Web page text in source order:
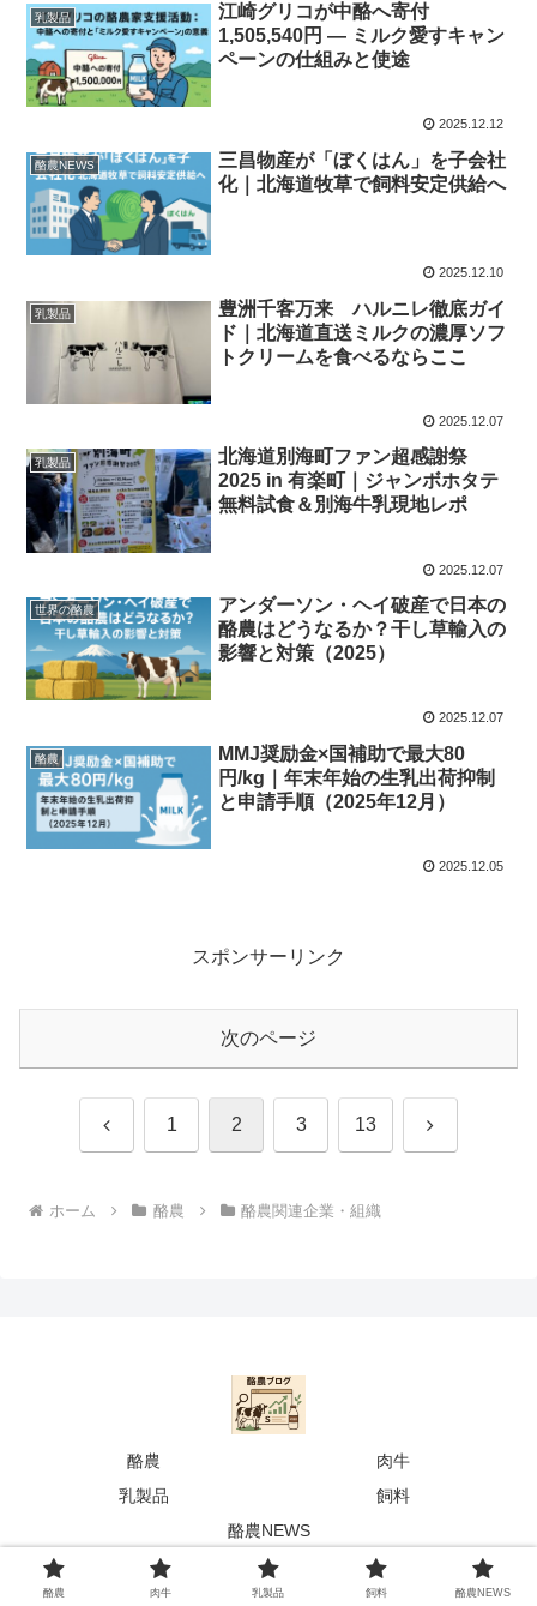
乳製品
江崎グリコが中酪へ寄付
1,505,540円 — ミルク愛すキャン
ペーンの仕組みと使途
2025.12.12
酪農NEWS
三昌物産が「ぼくはん」を子会社
化｜北海道牧草で飼料安定供給へ
2025.12.10
乳製品
豊洲千客万来 ハルニレ徹底ガイ
ド｜北海道直送ミルクの濃厚ソフ
トクリームを食べるならここ
2025.12.07
乳製品
北海道別海町ファン超感謝祭
2025 in 有楽町｜ジャンボホタテ
無料試食＆別海牛乳現地レポ
2025.12.07
世界の酪農
アンダーソン・ヘイ破産で日本の
酪農はどうなるか？干し草輸入の
影響と対策（2025）
2025.12.07
酪農
MMJ奨励金×国補助で最大80
円/kg｜年末年始の生乳出荷抑制
と申請手順（2025年12月）
2025.12.05
スポンサーリンク
次のページ
前 1 2 3 13 次
ホーム 酪農 酪農関連企業・組織
酪農
肉牛
乳製品
飼料
酪農NEWS
© 2025 らくする|酪農専門メディア.
酪農 肉牛 乳製品 飼料 酪農NEWS